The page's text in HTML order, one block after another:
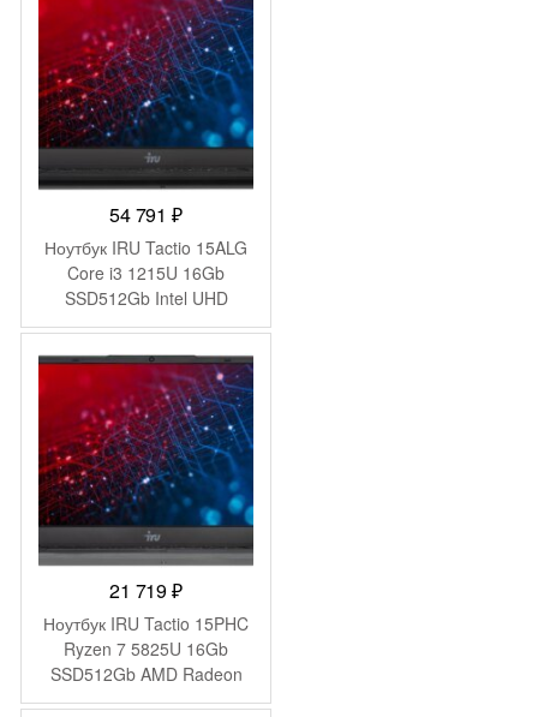
54 791₽
Ноутбук IRU Tactio 15ALG
Core i3 1215U 16Gb
SSD512Gb Intel UHD
Graphics 15.6″ IPS FHD
Pro 64 black WiFi BT Cam
4500mAh (2019268)
21 719₽
Ноутбук IRU Tactio 15PHC
Ryzen 7 5825U 16Gb
SSD512Gb AMD Radeon
Graphics 15.6″ IPS FHD